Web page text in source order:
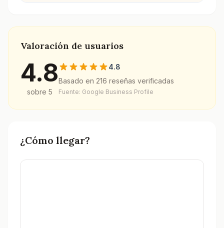
Valoración de usuarios
4.8
sobre 5
4.8
Basado en 216 reseñas verificadas
Fuente: Google Business Profile
¿Cómo llegar?